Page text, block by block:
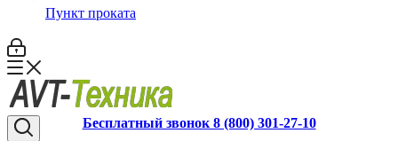
Пункт проката
Бесплатный звонок 8 (800) 301-27-10